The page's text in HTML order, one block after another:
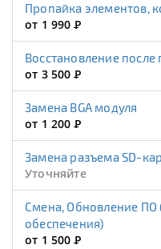
Пропайка элементов,
от 1 990Р
Восстановление
от 3 500Р
Замена BGA модуля
от 1 200Р
Замена разъема SD-
Уточняйте
Смена, Обновление ПО (программного
обеспечения)
от 1 500Р